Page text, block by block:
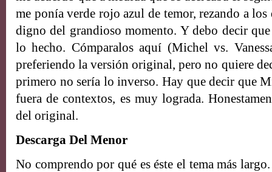
me ponía verde rojo azul de temor, rezando a
digno del grandioso momento. Y debo decir
lo hecho. Cómparalos aquí (Michel vs.
preferiendo la versión original, pero no quiere
primero no sería lo inverso. Hay que decir que
fuera de contextos, es muy lograda.
del original.
Descarga Del Menor
No comprendo por qué es éste el tema más